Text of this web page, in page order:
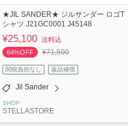
★JIL SANDER★ ジルサンダー ロゴT
シャツ J21GC0001 J45148
¥25,100 送料込
64%OFF
¥71,500
関税負担なし 返品補償
Jil Sander
SHOP
STELLASTORE